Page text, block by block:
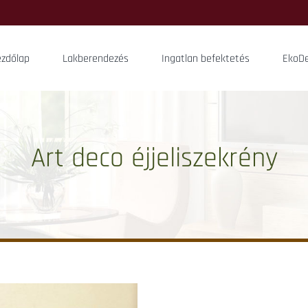
Lakberendezés Ingatlan befektetés
Art deco éjjeliszekrény